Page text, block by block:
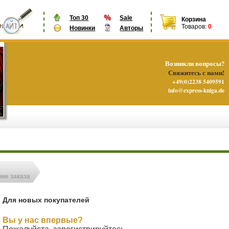
Топ 30
Sale
Новинки
Авторы
Корзина
Товаров: 0
заказа
Для новых покупателей
Вы у нас впервые?
Возникли вопросы?
Свяжитесь с нами!
+49(0)2238 5409591
info@express-kniga.de